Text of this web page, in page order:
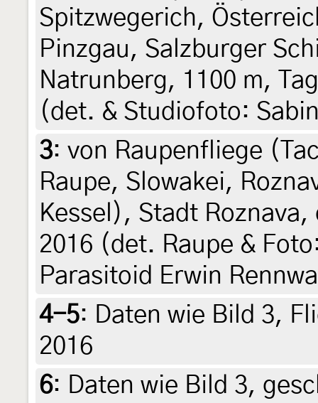
Spitzwegerich,
Pinzgau, Salzburger
Natrunberg, 1100 m,
(det. & Studiofoto:
3: von Raupenfliege
Raupe, Slowakei,
Kessel), Stadt
2016 (det. Raupe &
Parasitoid Erwin
4-5: Daten wie Bild 3,
2016
6: Daten wie Bild 3,